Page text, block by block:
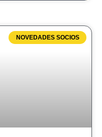
NOVEDADES SOCIOS